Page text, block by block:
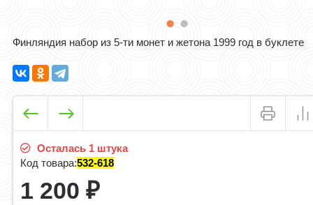
Финляндия набор из 5-ти монет и жетона 1999 год в буклете
Осталась 1 штука
Код товара:532-618
1 200₽